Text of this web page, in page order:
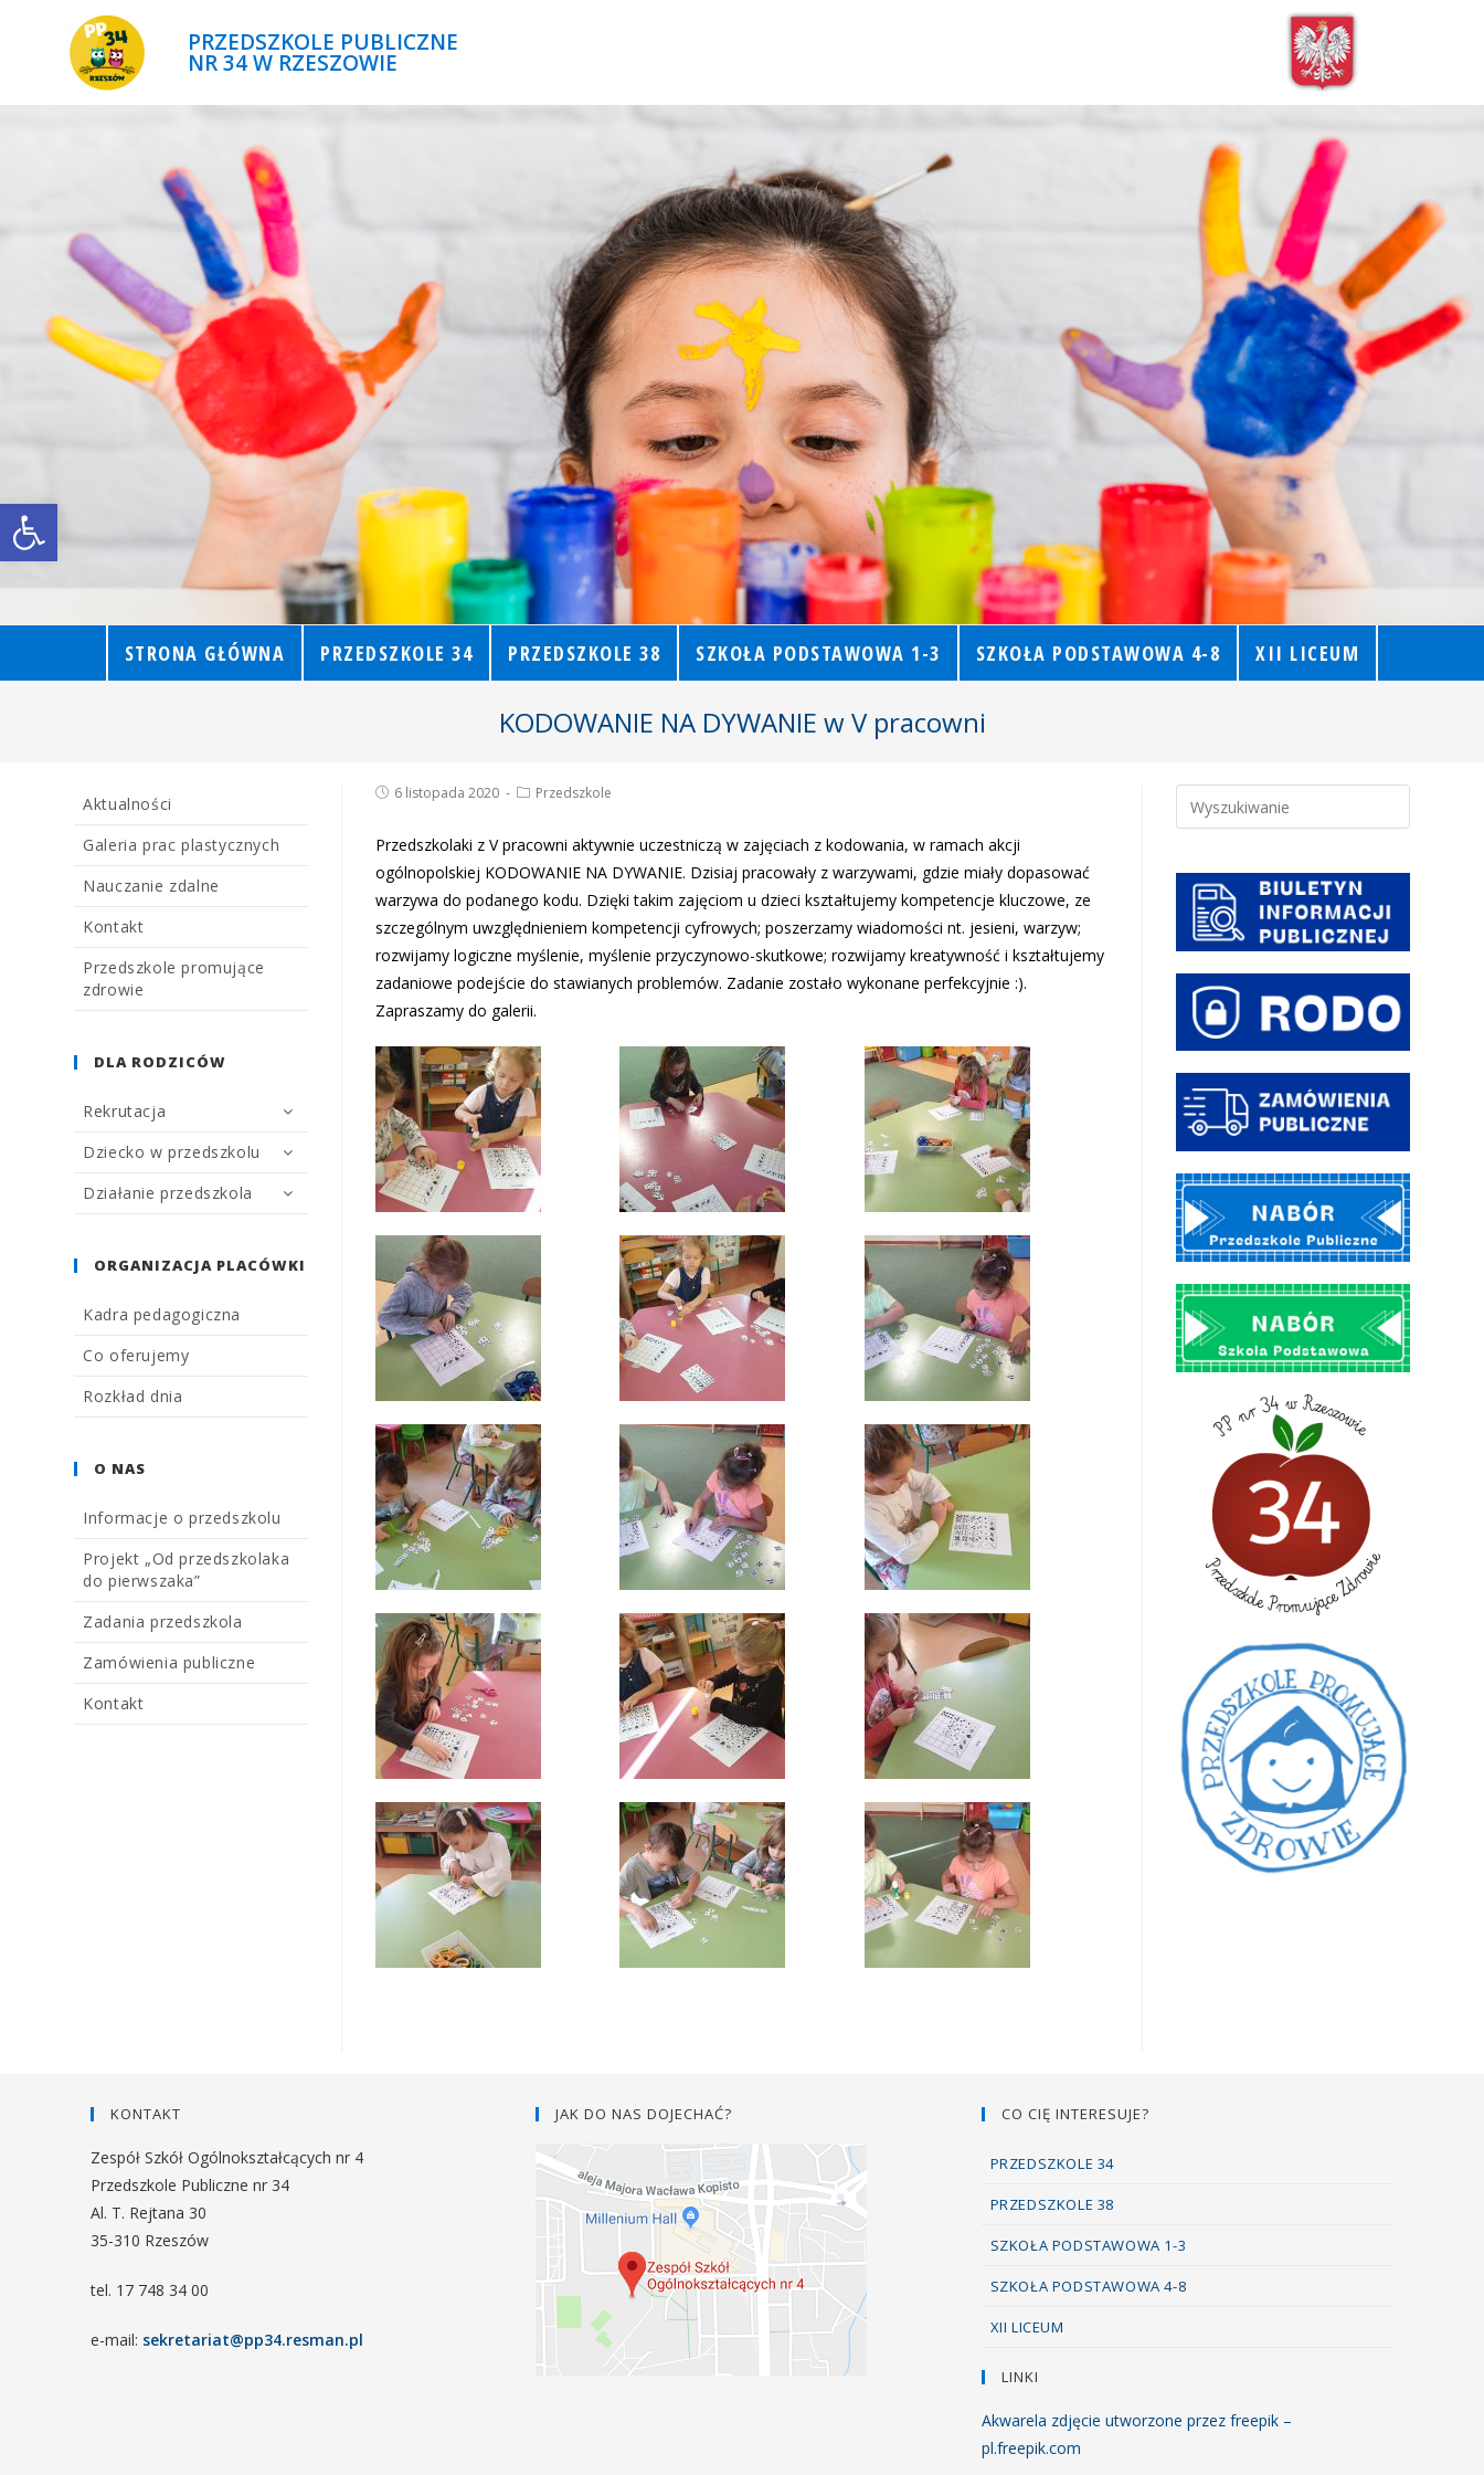
Open toolbar
PRZEDSZKOLE PUBLICZNE
NR 34 W RZESZOWIE
STRONA GŁÓWNA PRZEDSZKOLE 34 PRZEDSZKOLE 38 SZKOŁA PODSTAWOWA 1-3 SZKOŁA PODSTAWOWA 4-8 XII LICEUM
KODOWANIE NA DYWANIE w V pracowni
6 listopada 2020 Przedszkole
Przedszkolaki z V pracowni aktywnie uczestniczą w zajęciach z kodowania, w ramach akcji
ogólnopolskiej KODOWANIE NA DYWANIE. Dzisiaj pracowały z warzywami, gdzie miały dopasować
warzywa do podanego kodu. Dzięki takim zajęciom u dzieci kształtujemy kompetencje kluczowe, ze
szczególnym uwzględnieniem kompetencji cyfrowych; poszerzamy wiadomości nt. jesieni, warzyw;
rozwijamy logiczne myślenie, myślenie przyczynowo-skutkowe; rozwijamy kreatywność i kształtujemy
zadaniowe podejście do stawianych problemów. Zadanie zostało wykonane perfekcyjnie :).
Zapraszamy do galerii.
Aktualności
Galeria prac plastycznych
Nauczanie zdalne
Kontakt
Przedszkole promujące
zdrowie
DLA RODZICÓW
Rekrutacja
Dziecko w przedszkolu
Działanie przedszkola
ORGANIZACJA PLACÓWKI
Kadra pedagogiczna
Co oferujemy
Rozkład dnia
O NAS
Informacje o przedszkolu
Projekt „Od przedszkolaka
do pierwszaka”
Zadania przedszkola
Zamówienia publiczne
Kontakt
KONTAKT
Zespół Szkół Ogólnokształcących nr 4
Przedszkole Publiczne nr 34
Al. T. Rejtana 30
35-310 Rzeszów
tel. 17 748 34 00
e-mail: sekretariat@pp34.resman.pl
JAK DO NAS DOJECHAĆ? CO CIĘ INTERESUJE?
PRZEDSZKOLE 34
PRZEDSZKOLE 38
SZKOŁA PODSTAWOWA 1-3
SZKOŁA PODSTAWOWA 4-8
XII LICEUM
LINKI
Akwarela zdjęcie utworzone przez freepik –
pl.freepik.com